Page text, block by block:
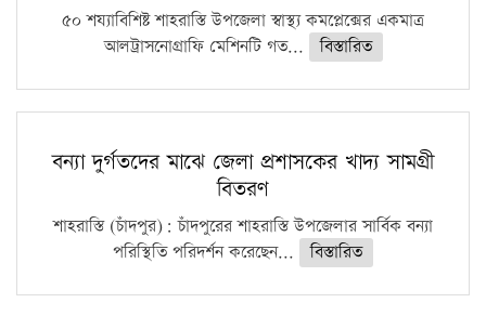
৫০ শয্যাবিশিষ্ট শাহরাস্তি উপজেলা স্বাস্থ্য কমপ্লেক্সের একমাত্র
আলট্রাসনোগ্রাফি মেশিনটি গত...
বিস্তারিত
বন্যা দুর্গতদের মাঝে জেলা প্রশাসকের খাদ্য সামগ্রী
বিতরণ
শাহরাস্তি (চাঁদপুর): চাঁদপুরের শাহরাস্তি উপজেলার সার্বিক বন্যা
পরিস্থিতি পরিদর্শন করেছেন...
বিস্তারিত